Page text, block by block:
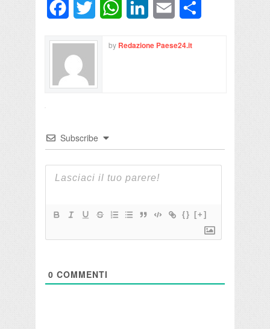
FacebookTwitter WhatsAppLinkedInEmail
by Redazione Paese24.it
Subscribe
{} [+]
0 COMMENTI